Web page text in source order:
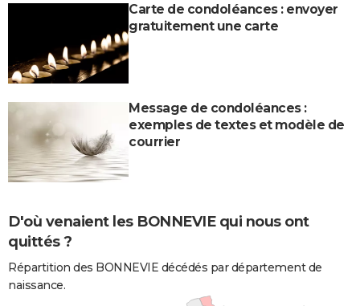
Carte de condoléances : envoyer
gratuitement une carte
Message de condoléances :
exemples de textes et modèle de
courrier
D'où venaient les BONNEVIE qui nous ont
quittés ?
Répartition des BONNEVIE décédés par département de
naissance.